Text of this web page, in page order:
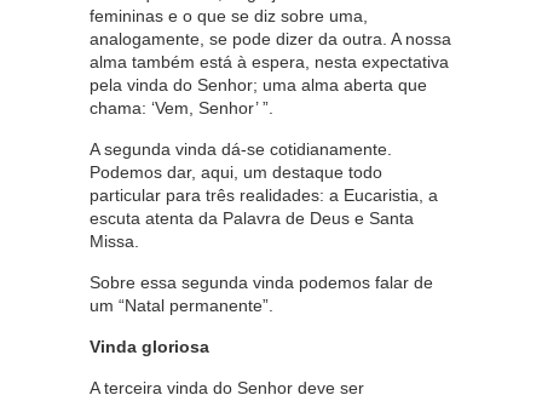
femininas e o que se diz sobre uma,
analogamente, se pode dizer da outra. A nossa
alma também está à espera, nesta expectativa
pela vinda do Senhor; uma alma aberta que
chama: ‘Vem, Senhor’ ”.
A segunda vinda dá-se cotidianamente.
Podemos dar, aqui, um destaque todo
particular para três realidades: a Eucaristia, a
escuta atenta da Palavra de Deus e Santa
Missa.
Sobre essa segunda vinda podemos falar de
um “Natal permanente”.
Vinda gloriosa
A terceira vinda do Senhor deve ser